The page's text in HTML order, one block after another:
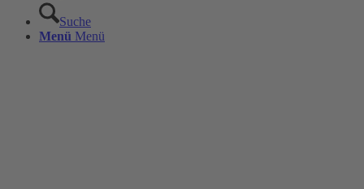
Suche
Menü Menü